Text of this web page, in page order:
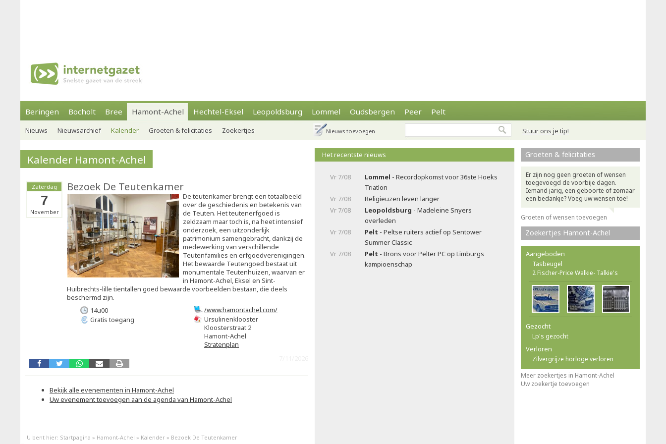
Beringen Bocholt Bree Hamont-Achel Hechtel-Eksel Leopoldsburg Lommel Oudsbergen Peer Pelt
Stuur ons je tip!
Nieuws Nieuwsarchief Kalender Groeten & felicitaties Zoekertjes Nieuws toevoegen
Kalender Hamont-Achel
Zaterdag
7
November
Bezoek De Teutenkamer
De teutenkamer brengt een totaalbeeld
over de geschiedenis en betekenis van
de Teuten. Het teutenerfgoed is
zeldzaam maar toch is, na heet intensief
onderzoek, een uitzonderlijk
patrimonium samengebracht, dankzij de
medewerking van verschillende
Teutenfamilies en erfgoedverenigingen.
Het bewaarde Teutengoed bestaat uit
monumentale Teutenhuizen, waarvan er
in Hamont-Achel, Eksel en Sint-
Huibrechts-lille tientallen goed bewaarde voorbeelden bestaan, die deels
beschermd zijn.
/www.hamontachel.com/
Ursulinenklooster
Kloosterstraat 2
Hamont-Achel
Stratenplan
14u00
Gratis toegang
Bekijk alle evenementen in Hamont-Achel
Uw evenement toevoegen aan de agenda van Hamont-Achel
Het recentste nieuws
Vr 7/08 Lommel - Recordopkomst voor 36ste Hoeks
Triatlon
Vr 7/08
Religieuzen leven langer
Vr 7/08
Leopoldsburg - Madeleine Snyers
overleden
Vr 7/08
Pelt - Peltse ruiters actief op Sentower
Summer Classic
Vr 7/08
Pelt - Brons voor Pelter PC op Limburgs
kampioenschap
Groeten & felicitaties
Er zijn nog geen groeten of wensen
toegevoegd de voorbije dagen.
Iemand jarig, een geboorte of zomaar
een bedankje? Voeg uw wensen toe!
Groeten of wensen toevoegen
Zoekertjes Hamont-Achel
Aangeboden
Tasbeugel
2 Fischer-Price Walkie- Talkie's
Gezocht
Lp's gezocht
Verloren
Zilvergrijze horloge verloren
Meer zoekertjes in Hamont-Achel
Uw zoekertje toevoegen
U bent hier: Startpagina » Hamont-Achel » Kalender » Bezoek De Teutenkamer